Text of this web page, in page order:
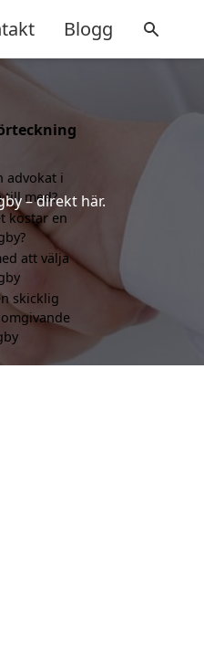
Blogg
– direkt här.
advokat i
till med?
kostar en
att välja
skicklig